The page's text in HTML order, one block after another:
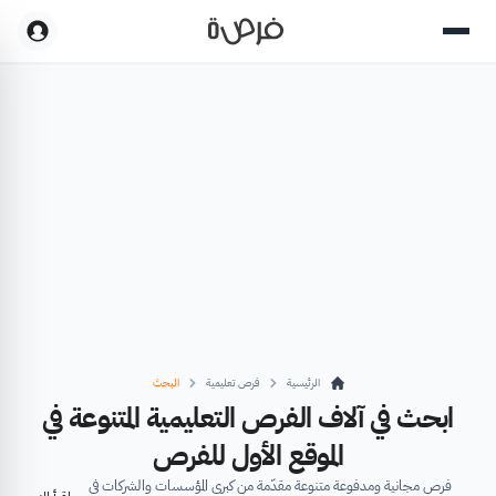
الرئيسية فرص تعليمية البحث
ابحث في آلاف الفرص التعليمية المتنوعة في
الموقع الأول للفرص
فرص مجانية ومدفوعة متنوعة مقدّمة من كبرى المؤسسات والشركات في